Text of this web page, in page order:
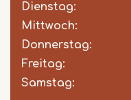
Dienstag:
Mittwoch:
Donnerstag:
Freitag:
Samstag: